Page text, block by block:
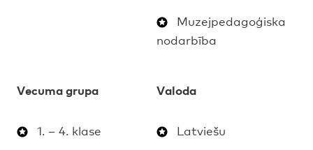
Muzejpedagoģiska
nodarbība
Vecuma grupa
1. – 4. klase
Valoda
Latviešu